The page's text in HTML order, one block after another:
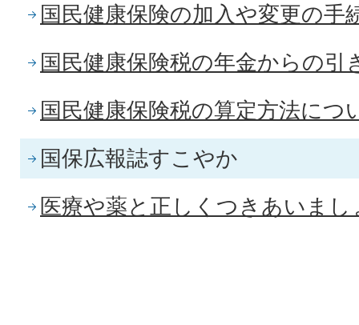
国民健康保険の加入や変更の手
国民健康保険税の年金からの引
国民健康保険税の算定方法につ
国保広報誌すこやか
医療や薬と正しくつきあいまし